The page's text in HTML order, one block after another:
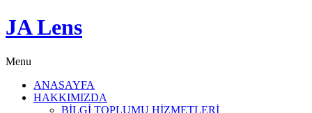
JA Lens
Menu
ANASAYFA
HAKKIMIZDA
BİLGİ TOPLUMU HİZMETLERİ